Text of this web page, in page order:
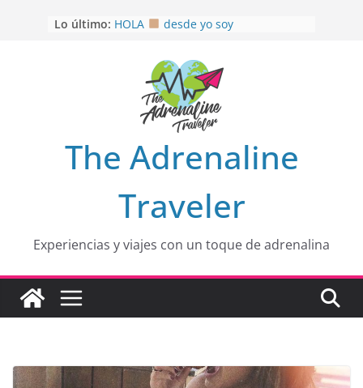
Lo último: HOLA
desde yo soy
EL SENDERO DEL CACAO: Excelente
opción
HOSPEDAJE AL NATURALSHH !!
OTRA PERSPECTIVA de RÍO EL
MULITO!
The Adrenaline
Traveler
Experiencias y viajes con un toque de adrenalina